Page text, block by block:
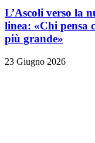
L’Ascoli verso la
linea: «Chi pensa
più grande»
23 Giugno 2026